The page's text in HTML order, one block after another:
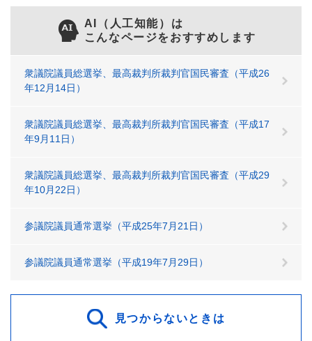
AI（人工知能）は
こんなページをおすすめします
衆議院議員総選挙、最高裁判所裁判官国民審査（平成26
年12月14日）
衆議院議員総選挙、最高裁判所裁判官国民審査（平成17
年9月11日）
衆議院議員総選挙、最高裁判所裁判官国民審査（平成29
年10月22日）
参議院議員通常選挙（平成25年7月21日）
参議院議員通常選挙（平成19年7月29日）
見つからないときは